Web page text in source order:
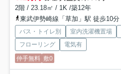
2階 / 23.18㎡ / 1K /築12年
東武伊勢崎線「草加」駅 徒歩10分
バス・トイレ別 室内洗濯機置場
フローリング
電気有
仲手無料 敷0